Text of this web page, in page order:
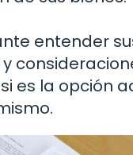
entender
es la opción